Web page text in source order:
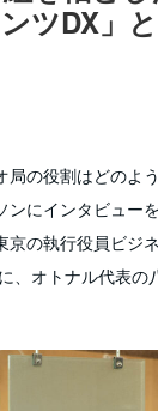
ツDX」
の役割はどのよ
ンにインタビュー
京の執行役員ビジ
、オトナル代表の